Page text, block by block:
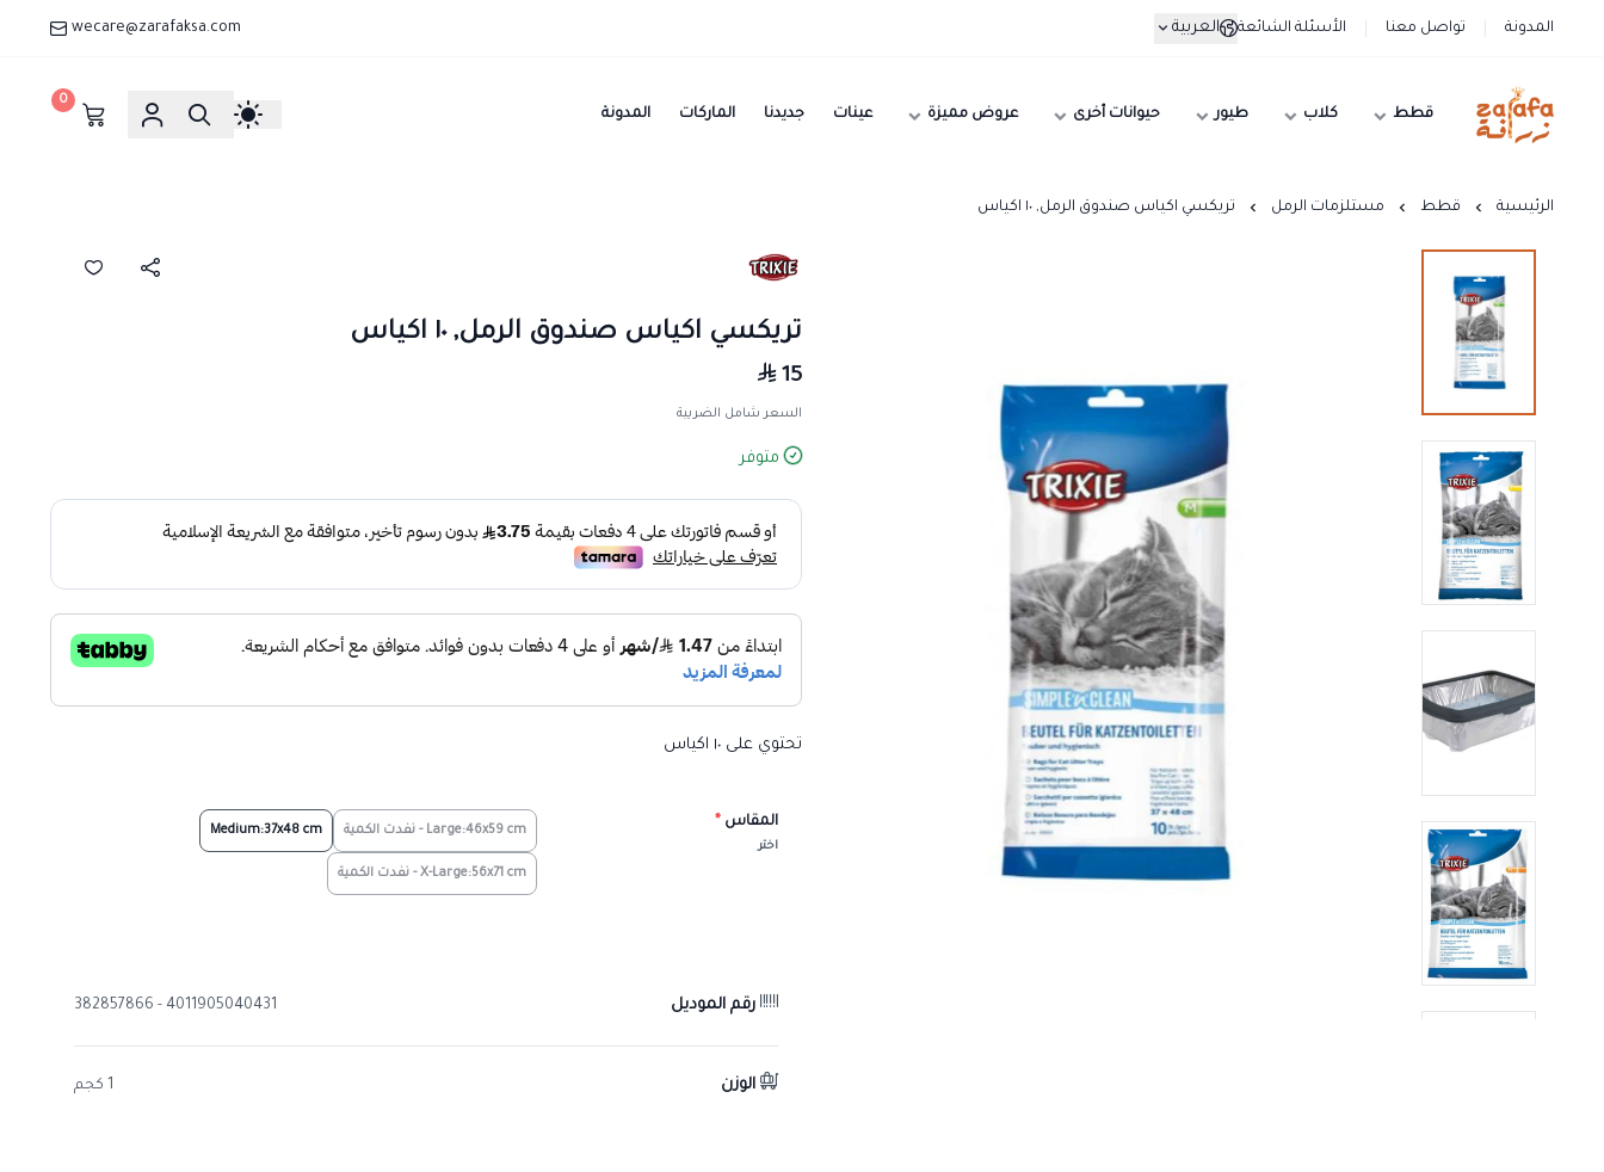
المدونة تواصل معنا الأسئلة الشائعة العربية wecare@zarafaksa.com
زرافة
قطط كلاب طيور حيوانات أخرى عروض مميزة عينات جديدنا الماركات المدونة
0
الرئيسية قطط مستلزمات الرمل تريكسي اكياس صندوق الرمل, ١٠ اكياس
تريكسي اكياس صندوق الرمل, ١٠ اكياس
15
السعر شامل الضريبة
متوفر
تحتوي على ١٠ اكياس
المقاس *
اختر
Large:46x59 cm - نفدت الكمية Medium:37x48 cm
X-Large:56x71 cm - نفدت الكمية
رقم الموديل 4011905040431 - 382857866
الوزن 1 كجم